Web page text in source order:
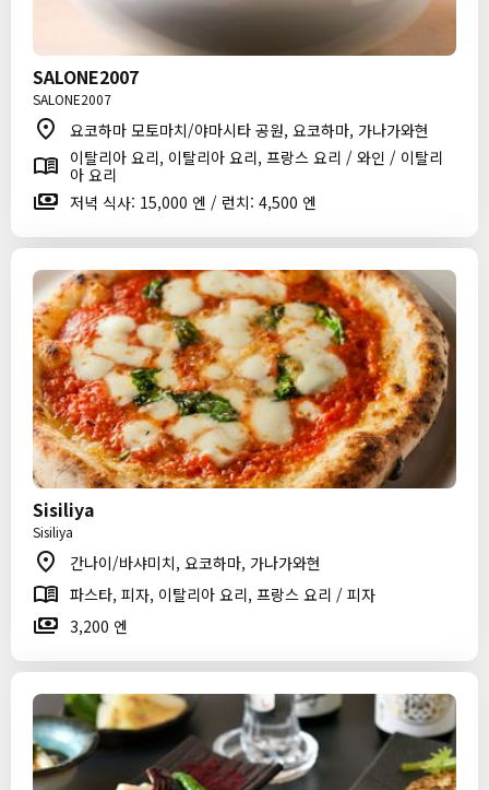
SALONE2007
SALONE2007
요코하마 모토마치/야마시타 공원, 요코하마, 가나가와현
이탈리아 요리, 이탈리아 요리, 프랑스 요리 / 와인 / 이탈리
아 요리
저녁 식사: 15,000 엔 / 런치: 4,500 엔
Sisiliya
Sisiliya
간나이/바샤미치, 요코하마, 가나가와현
파스타, 피자, 이탈리아 요리, 프랑스 요리 / 피자
3,200 엔